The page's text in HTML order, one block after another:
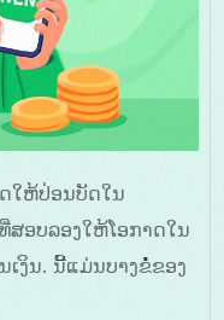
ໃຫ້ປ່ອນບັດໃນ
ສອບລອງໃຫ້ໂອກາດໃນ
ງິນ. ນີ້ແມ່ນບາງຂໍໍ່ຂອງ